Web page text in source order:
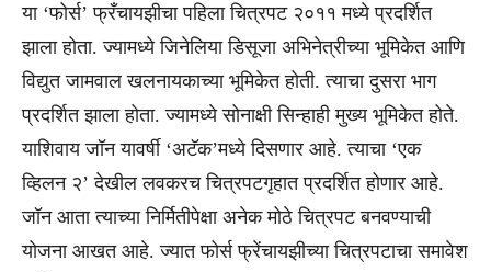
या ‘फोर्स’ फ्रँचायझीचा पहिला चित्रपट २०११ मध्ये प्रदर्शित
झाला होता. ज्यामध्ये जिनेलिया डिसूजा अभिनेत्रीच्या भूमिकेत आणि
विद्युत जामवाल खलनायकाच्या भूमिकेत होती. त्याचा दुसरा भाग
प्रदर्शित झाला होता. ज्यामध्ये सोनाक्षी सिन्हाही मुख्य भूमिकेत होते.
याशिवाय जॉन यावर्षी ‘अटॅक’मध्ये दिसणार आहे. त्याचा ‘एक
व्हिलन २’ देखील लवकरच चित्रपटगृहात प्रदर्शित होणार आहे.
जॉन आता त्याच्या निर्मितीपेक्षा अनेक मोठे चित्रपट बनवण्याची
योजना आखत आहे. ज्यात फोर्स फ्रेंचायझीच्या चित्रपटाचा समावेश